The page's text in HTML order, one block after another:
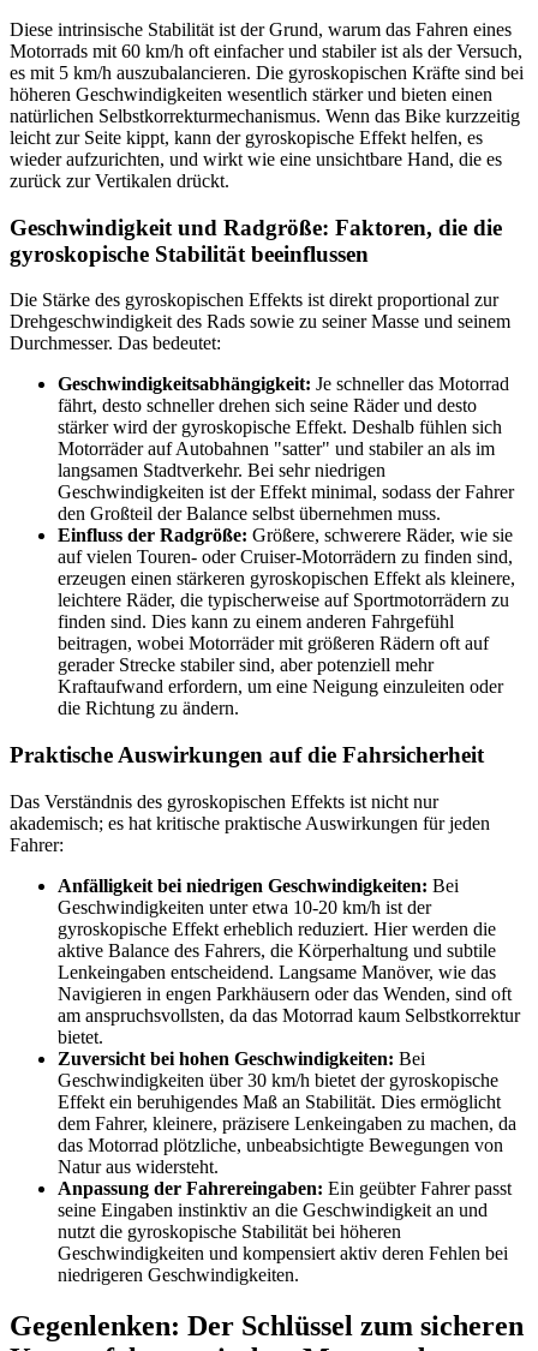
Diese intrinsische Stabilität ist der Grund, warum das Fahren eines
Motorrads mit 60 km/h oft einfacher und stabiler ist als der Versuch,
es mit 5 km/h auszubalancieren. Die gyroskopischen Kräfte sind bei
höheren Geschwindigkeiten wesentlich stärker und bieten einen
natürlichen Selbstkorrekturmechanismus. Wenn das Bike kurzzeitig
leicht zur Seite kippt, kann der gyroskopische Effekt helfen, es
wieder aufzurichten, und wirkt wie eine unsichtbare Hand, die es
zurück zur Vertikalen drückt.
Geschwindigkeit und Radgröße: Faktoren, die die
gyroskopische Stabilität beeinflussen
Die Stärke des gyroskopischen Effekts ist direkt proportional zur
Drehgeschwindigkeit des Rads sowie zu seiner Masse und seinem
Durchmesser. Das bedeutet:
Geschwindigkeitsabhängigkeit: Je schneller das Motorrad
fährt, desto schneller drehen sich seine Räder und desto
stärker wird der gyroskopische Effekt. Deshalb fühlen sich
Motorräder auf Autobahnen "satter" und stabiler an als im
langsamen Stadtverkehr. Bei sehr niedrigen
Geschwindigkeiten ist der Effekt minimal, sodass der Fahrer
den Großteil der Balance selbst übernehmen muss.
Einfluss der Radgröße: Größere, schwerere Räder, wie sie
auf vielen Touren- oder Cruiser-Motorrädern zu finden sind,
erzeugen einen stärkeren gyroskopischen Effekt als kleinere,
leichtere Räder, die typischerweise auf Sportmotorrädern zu
finden sind. Dies kann zu einem anderen Fahrgefühl
beitragen, wobei Motorräder mit größeren Rädern oft auf
gerader Strecke stabiler sind, aber potenziell mehr
Kraftaufwand erfordern, um eine Neigung einzuleiten oder
die Richtung zu ändern.
Praktische Auswirkungen auf die Fahrsicherheit
Das Verständnis des gyroskopischen Effekts ist nicht nur
akademisch; es hat kritische praktische Auswirkungen für jeden
Fahrer:
Anfälligkeit bei niedrigen Geschwindigkeiten: Bei
Geschwindigkeiten unter etwa 10-20 km/h ist der
gyroskopische Effekt erheblich reduziert. Hier werden die
aktive Balance des Fahrers, die Körperhaltung und subtile
Lenkeingaben entscheidend. Langsame Manöver, wie das
Navigieren in engen Parkhäusern oder das Wenden, sind oft
am anspruchsvollsten, da das Motorrad kaum Selbstkorrektur
bietet.
Zuversicht bei hohen Geschwindigkeiten: Bei
Geschwindigkeiten über 30 km/h bietet der gyroskopische
Effekt ein beruhigendes Maß an Stabilität. Dies ermöglicht
dem Fahrer, kleinere, präzisere Lenkeingaben zu machen, da
das Motorrad plötzliche, unbeabsichtigte Bewegungen von
Natur aus widersteht.
Anpassung der Fahrereingaben: Ein geübter Fahrer passt
seine Eingaben instinktiv an die Geschwindigkeit an und
nutzt die gyroskopische Stabilität bei höheren
Geschwindigkeiten und kompensiert aktiv deren Fehlen bei
niedrigeren Geschwindigkeiten.
Gegenlenken: Der Schlüssel zum sicheren